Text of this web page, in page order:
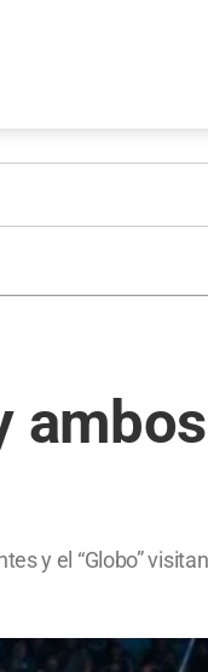
ambos
y el “Globo”